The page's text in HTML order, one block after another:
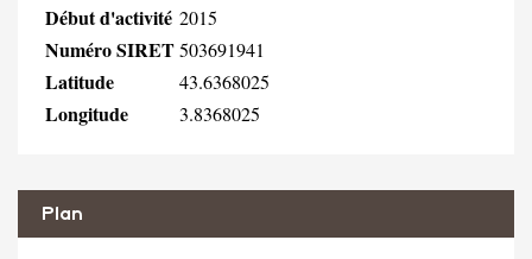
Début d'activité 2015
Numéro SIRET503691941
Latitude 43.6368025
Longitude 3.8368025
Plan